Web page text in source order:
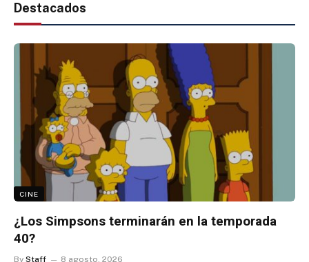
Destacados
CINE
¿Los Simpsons terminarán en la temporada
40?
By Staff 8 agosto, 2026